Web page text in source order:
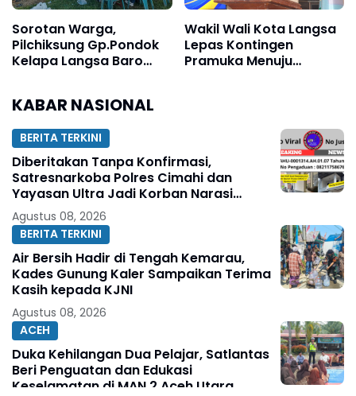
Sorotan Warga,
Pilchiksung Gp.Pondok
Kelapa Langsa Baro
Satu Calon
Wakil Wali Kota Langsa
Lepas Kontingen
Pramuka Menuju
KABAR NASIONAL
BERITA TERKINI
Diberitakan Tanpa Konfirmasi,
Satresnarkoba Polres Cimahi dan
Yayasan Ultra Jadi Korban Narasi
Sepihak
Agustus 08, 2026
BERITA TERKINI
Air Bersih Hadir di Tengah Kemarau,
Kades Gunung Kaler Sampaikan Terima
Kasih kepada KJNI
Agustus 08, 2026
ACEH
Duka Kehilangan Dua Pelajar, Satlantas
Beri Penguatan dan Edukasi
Keselamatan di MAN 2 Aceh Utara